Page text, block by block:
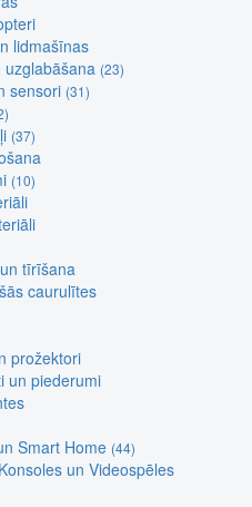
lidmašīnas
uzglabāšana (23)
sensori (31)
(37)
(10)
tīrīšana
caurulītes
prožektori
un piederumi
Smart Home (44)
Konsoles un Videospēles